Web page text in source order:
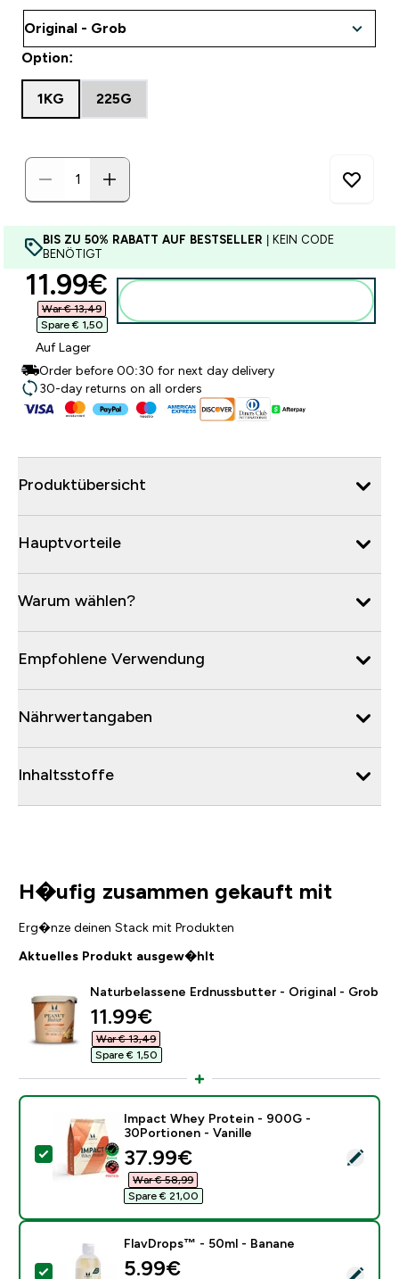
Option:
1KG 225G
BIS ZU 50% RABATT AUF BESTSELLER | KEIN CODE
BENÖTIGT
discounted price
11.99€‎
War € 13,49‎
Spare € 1,50‎
Auf Lager
Order before 00:30 for next day delivery
30-day returns on all orders
Produktübersicht
Hauptvorteile
Warum wählen?
Empfohlene Verwendung
Nährwertangaben
Inhaltsstoffe
H�ufig zusammen gekauft mit
Erg�nze deinen Stack mit Produkten
Aktuelles Produkt ausgew�hlt
Naturbelassene Erdnussbutter - Original - Grob
discounted price
11.99€‎
War € 13,49‎
Spare € 1,50‎
Dieses Produkt ausw�hlen - Impact Whey Protein -
Impact Whey Protein - 900G -
30Portionen - Vanille
discounted price
37.99€‎
War € 58,99‎
Spare € 21,00‎
Dieses Produkt ausw�hlen - FlavDrops™ - 50ml -
FlavDrops™ - 50ml - Banane
discounted price
5.99€‎